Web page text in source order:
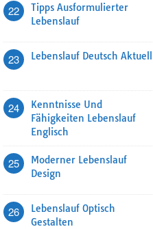
22
Tipps Ausformulierter
Lebenslauf
23 Lebenslauf Deutsch Aktuell
24
Kenntnisse Und
Fähigkeiten Lebenslauf
Englisch
25
Moderner Lebenslauf
Design
26
Lebenslauf Optisch
Gestalten